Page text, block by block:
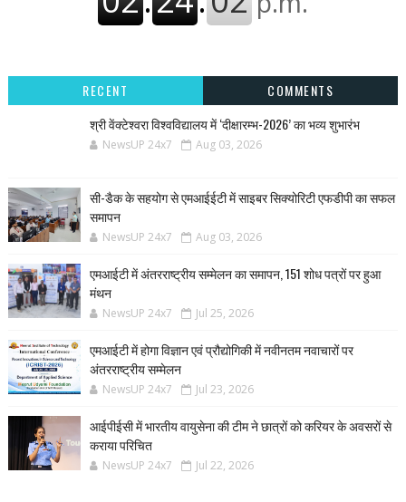
RECENT
COMMENTS
श्री वेंक्टेश्वरा विश्वविद्यालय में ‘दीक्षारम्भ-2026’ का भव्य शुभारंभ
NewsUP 24x7 Aug 03, 2026
सी-डैक के सहयोग से एमआईईटी में साइबर सिक्योरिटी एफडीपी का सफल
समापन
NewsUP 24x7 Aug 03, 2026
एमआईटी में अंतरराष्ट्रीय सम्मेलन का समापन, 151 शोध पत्रों पर हुआ
मंथन
NewsUP 24x7 Jul 25, 2026
एमआईटी में होगा विज्ञान एवं प्रौद्योगिकी में नवीनतम नवाचारों पर
अंतरराष्ट्रीय सम्मेलन
NewsUP 24x7 Jul 23, 2026
आईपीईसी में भारतीय वायुसेना की टीम ने छात्रों को करियर के अवसरों से
कराया परिचित
NewsUP 24x7 Jul 22, 2026